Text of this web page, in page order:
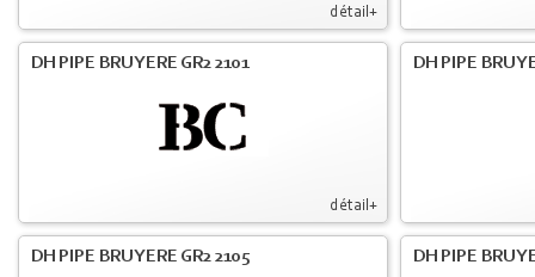
détail+
détail+
DH PIPE BRUYERE GR2 2101 DH PIPE
DH PIPE BRUYERE GR2 2105 DH PIPE